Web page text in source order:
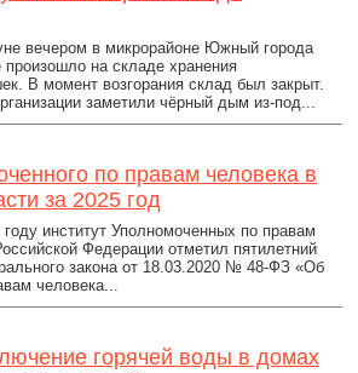
вечером в микрорайоне Южный города
на складе хранения
В момент возгорания склад был закрыт.
заметили чёрный дым из-под...
по правам человека в
за 2025 год
институт Уполномоченных по правам
Федерации отметил пятилетний
закона от 18.03.2020 № 48-ФЗ «Об
человека...
горячей воды в домах